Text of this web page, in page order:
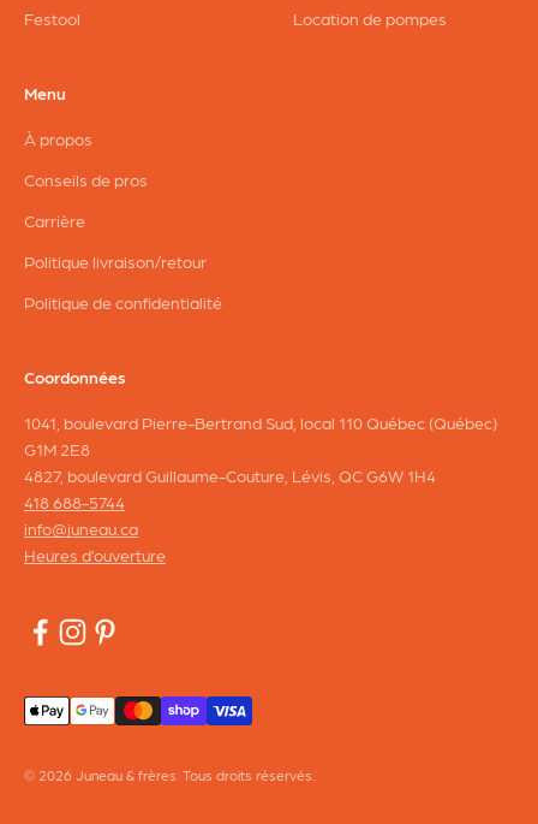
Festool Location de pompes
Menu
À propos
Conseils de pros
Carrière
Politique livraison/retour
Politique de confidentialité
Coordonnées
1041, boulevard Pierre-Bertrand Sud, local 110 Québec (Québec)
G1M 2E8
4827, boulevard Guillaume-Couture, Lévis, QC G6W 1H4
418 688-5744
info@juneau.ca
Heures d’ouverture
© 2026 Juneau & frères. Tous droits réservés.